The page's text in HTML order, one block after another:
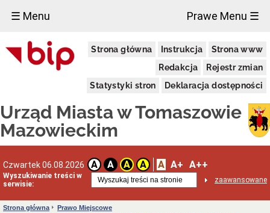
☰ Menu Prawe Menu ☰
Strona główna Instrukcja
Strona www
Redakcja
Rejestr zmian
Statystyki stron
Deklaracja dostępności
Urząd Miasta w Tomaszowie
Mazowieckim
Czwartek 06.08.2026 A A A A A A+ A++
Wyszukiwanie treści w
serwisie:
zaawansowane
Miasto
Pieczęcie
Granice
miasta
Statut
Miasta
Władze
Miasta
Prezydent
zastępcy
Strona główna
Prawo Miejscowe
×